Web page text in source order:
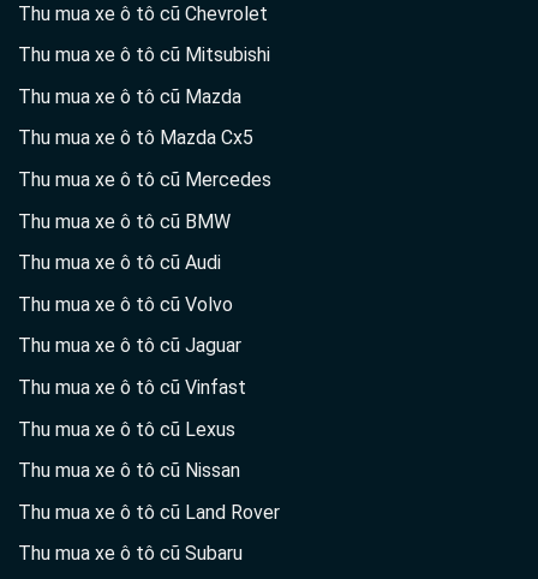
Thu mua xe ô tô cũ Chevrolet
Thu mua xe ô tô cũ Mitsubishi
Thu mua xe ô tô cũ Mazda
Thu mua xe ô tô Mazda Cx5
Thu mua xe ô tô cũ Mercedes
Thu mua xe ô tô cũ BMW
Thu mua xe ô tô cũ Audi
Thu mua xe ô tô cũ Volvo
Thu mua xe ô tô cũ Jaguar
Thu mua xe ô tô cũ Vinfast
Thu mua xe ô tô cũ Lexus
Thu mua xe ô tô cũ Nissan
Thu mua xe ô tô cũ Land Rover
Thu mua xe ô tô cũ Subaru